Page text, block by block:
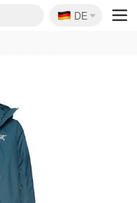
促折
折
🇩🇪
DE